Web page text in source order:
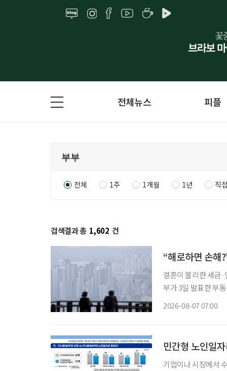
전체뉴스 피플
전체 1주 1개월 1년 직
검색결과 총 1,602 건
“해로하면 손해
결혼이 불리한 세금·
부가 3일 발표한 부
2026-08-07 07:00
민간형 노인일
기업이나 시장에서